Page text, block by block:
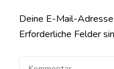
Deine E-Mail-
Erforderliche Felder